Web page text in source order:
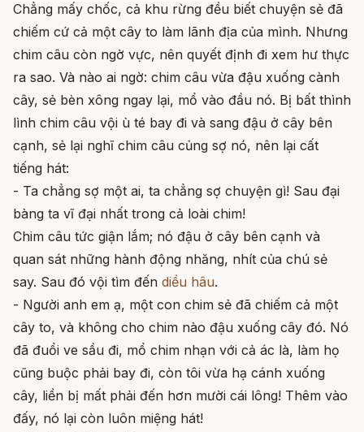
Chẳng mấy chốc, cả khu rừng đều biết chuyện sẻ đã
chiếm cứ cả một cây to làm lãnh địa của mình. Nhưng
chim câu còn ngờ vực, nên quyết định đi xem hư thực
ra sao. Và nào ai ngờ: chim câu vừa đậu xuống cành
cây, sẻ bèn xông ngay lại, mổ vào đầu nó. Bị bất thình
lình chim câu vội ù té bay đi và sang đậu ở cây bên
cạnh, sẻ lại nghĩ chim câu củng sợ nó, nên lại cất
tiếng hát:
- Ta chẳng sợ một ai, ta chẳng sợ chuyện gì! Sau đại
bàng ta vĩ đại nhất trong cả loài chim!
Chim câu tức giận lắm; nó đậu ở cây bên cạnh và
quan sát những hành động nhăng, nhít của chú sẻ
say. Sau đó vội tìm đến diều hâu.
- Người anh em ạ, một con chim sẻ đã chiếm cả một
cây to, và không cho chim nào đậu xuống cây đó. Nó
đã đuổi ve sầu đi, mổ chim nhạn với cả ác là, làm họ
cũng buộc phải bay đi, còn tôi vừa hạ cánh xuống
cây, liền bị mất phải đến hơn mười cái lông! Thêm vào
đấy, nó lại còn luôn miệng hát!